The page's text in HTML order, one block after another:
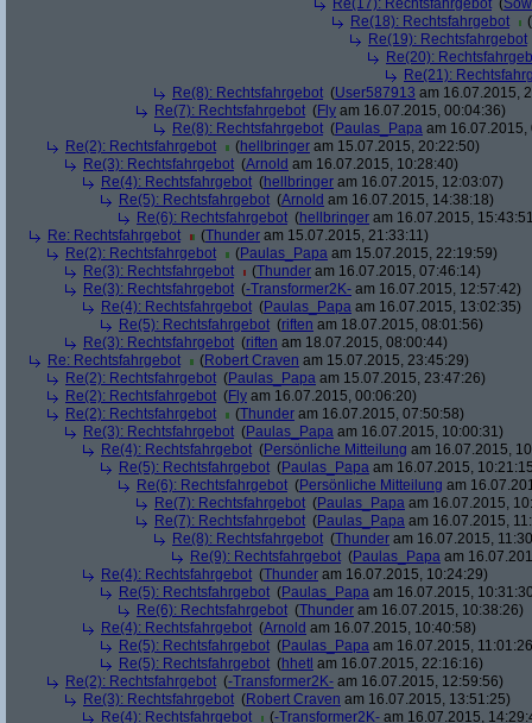
Re(17): Rechtsfahrgebot (
Re(18): Rechtsfahrgebot
(
Re(19): Rechtsfahrgebot
Re(20):
Re(21):
Re(8): Rechtsfahrgebot (User587913 am 16.07.2015,
Re(7): Rechtsfahrgebot (Fly am 16.07.2015, 00:04:36)
Re(8): Rechtsfahrgebot (Paulas_Papa am 16.07.2015,
Re(2): Rechtsfahrgebot
(hellbringer am 15.07.2015, 20:22:50)
Re(3): Rechtsfahrgebot (Arnold am 16.07.2015, 10:28:40)
Re(4): Rechtsfahrgebot (hellbringer am 16.07.2015, 12:03:07)
Re(5): Rechtsfahrgebot (Arnold am 16.07.2015, 14:38:18)
Re(6): Rechtsfahrgebot (hellbringer am 16.07.2015,
Re: Rechtsfahrgebot
(Thunder am 15.07.2015, 21:33:11)
Re(2): Rechtsfahrgebot
(Paulas_Papa am 15.07.2015, 22:19:59)
Re(3): Rechtsfahrgebot
(Thunder am 16.07.2015, 07:46:14)
Re(3): Rechtsfahrgebot (-Transformer2K- am 16.07.2015, 12:57:42)
Re(4): Rechtsfahrgebot (Paulas_Papa am 16.07.2015, 13:02:35)
Re(5): Rechtsfahrgebot (riften am 18.07.2015, 08:01:56)
Re(3): Rechtsfahrgebot (riften am 18.07.2015, 08:00:44)
Re: Rechtsfahrgebot
(Robert Craven am 15.07.2015, 23:45:29)
Re(2): Rechtsfahrgebot (Paulas_Papa am 15.07.2015, 23:47:26)
Re(2): Rechtsfahrgebot (Fly am 16.07.2015, 00:06:20)
Re(2): Rechtsfahrgebot
(Thunder am 16.07.2015, 07:50:58)
Re(3): Rechtsfahrgebot (Paulas_Papa am 16.07.2015, 10:00:31)
Re(4): Rechtsfahrgebot (Persönliche Mitteilung am 16.07.2015,
Re(5): Rechtsfahrgebot (Paulas_Papa am 16.07.2015,
Re(6): Rechtsfahrgebot (Persönliche Mitteilung am
Re(7): Rechtsfahrgebot (Paulas_Papa am 16.07.2015,
Re(7): Rechtsfahrgebot (Paulas_Papa am 16.07.2015,
Re(8): Rechtsfahrgebot (Thunder am 16.07.2015,
Re(9): Rechtsfahrgebot (Paulas_Papa am
Re(4): Rechtsfahrgebot (Thunder am 16.07.2015, 10:24:29)
Re(5): Rechtsfahrgebot (Paulas_Papa am 16.07.2015,
Re(6): Rechtsfahrgebot (Thunder am 16.07.2015, 10:38:26)
Re(4): Rechtsfahrgebot (Arnold am 16.07.2015, 10:40:58)
Re(5): Rechtsfahrgebot (Paulas_Papa am 16.07.2015,
Re(5): Rechtsfahrgebot (hhetl am 16.07.2015, 22:16:16)
Re(2): Rechtsfahrgebot (-Transformer2K- am 16.07.2015, 12:59:56)
Re(3): Rechtsfahrgebot (Robert Craven am 16.07.2015, 13:51:25)
Re(4): Rechtsfahrgebot
(-Transformer2K- am 16.07.2015,